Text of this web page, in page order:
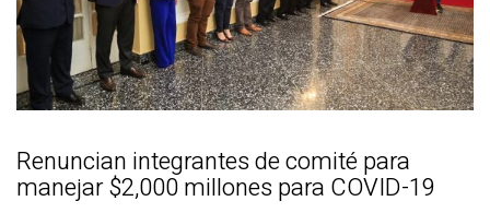
Renuncian integrantes de comité para
manejar $2,000 millones para COVID-19